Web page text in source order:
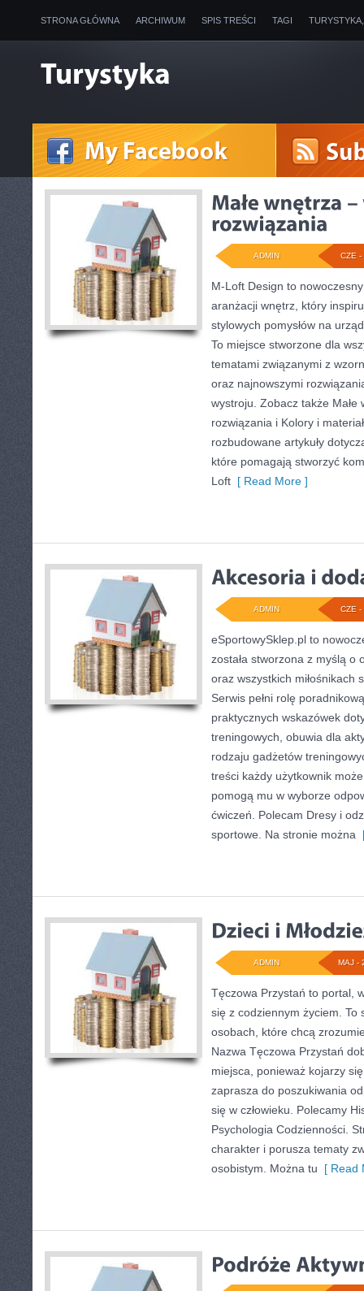
STRONA GŁÓWNA ARCHIWUM SPIS TREŚCI TAGI
CZE -
ADMIN
M-Loft Design to
aranżacji wnętrz, który
stylowych pomysłów na
To miejsce stworzone dla
tematami związanymi z
oraz najnowszymi
wystroju. Zobacz także Małe
rozwiązania i Kolory i
rozbudowane artykuły
które pomagają stworzyć
Loft [ Read More ]
CZE -
ADMIN
eSportowySklep.pl to
została stworzona z myślą o
oraz wszystkich miłośnikach
Serwis pełni rolę
praktycznych wskazówek
treningowych, obuwia dla
rodzaju gadżetów
treści każdy użytkownik
pomogą mu w wyborze
ćwiczeń. Polecam Dresy i
sportowe. Na stronie można
MAJ -
ADMIN
Tęczowa Przystań to portal,
się z codziennym życiem. To
osobach, które chcą
Nazwa Tęczowa Przystań
miejsca, ponieważ kojarzy
zaprasza do poszukiwania
się w człowieku. Polecamy
Psychologia Codzienności.
charakter i porusza tematy
osobistym. Można tu [ Read